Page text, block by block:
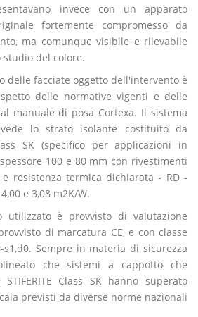
invece con un apparato
fortemente compromesso da
ma comunque visibile e rilevabile
del colore.
delle facciate oggetto dell'intervento è
delle normative vigenti e delle
manuale di posa Cortexa. Il sistema
lo strato isolante costituito da
SK (specifico per applicazioni in
100 e 80 mm con rivestimenti
resistenza termica dichiarata - RD -
e 3,08 m2K/W.
utilizzato è provvisto di valutazione
di marcatura CE, e con classe
Sempre in materia di sicurezza
che sistemi a cappotto che
Class SK hanno superato
previsti da diverse norme nazionali